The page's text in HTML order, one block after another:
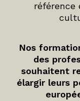
référence
Nos
des
souhaitent
élargir leurs